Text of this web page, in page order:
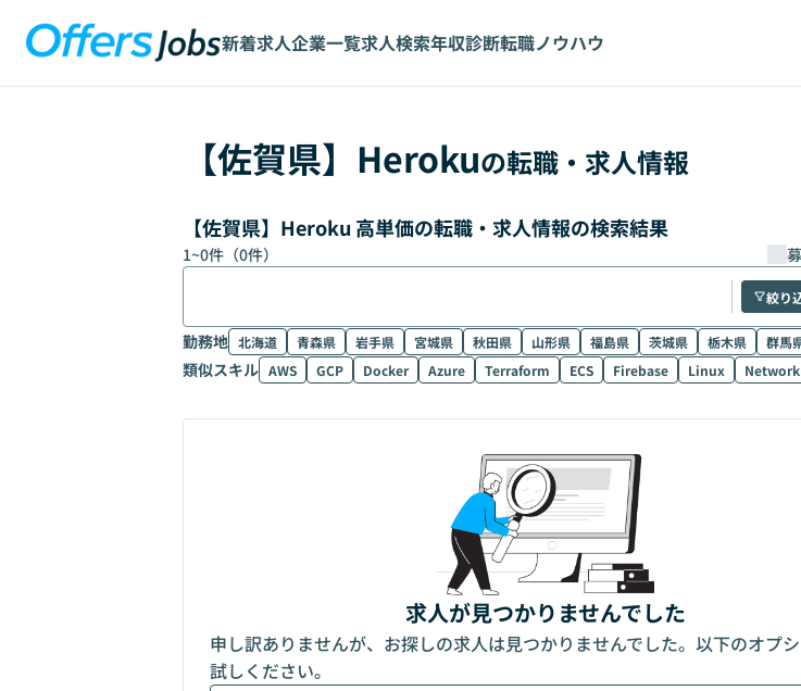
新着求人企業一覧求人検索年収診断転職ノウハウ
【佐賀県】 Herokuの転職・求人情報
【佐賀県】Heroku 高単価の転職・求人情報の検索結果
1~0件（0件）
絞り
勤務地 北海道 青森県 岩手県 宮城県 秋田県 山形県 福島県 茨城県 栃木県 群馬
類似スキル AWS GCP Docker Azure Terraform ECS Firebase Linux Network
求人が見つかりませんでした
申し訳ありませんが、お探しの求人は見つかりませんでした。以下のオプ
試しください。